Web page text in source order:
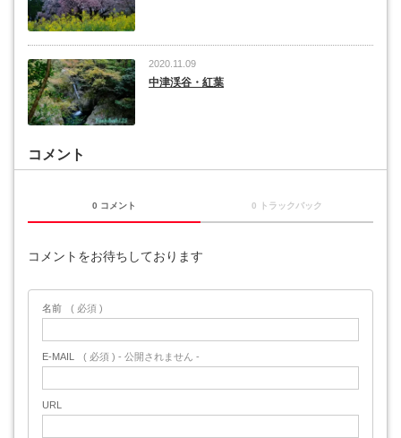
2020.11.09
中津渓谷・紅葉
コメント
0 コメント 0 トラックバック
コメントをお待ちしております
名前 ( 必須 )
E-MAIL ( 必須 ) - 公開されません -
URL